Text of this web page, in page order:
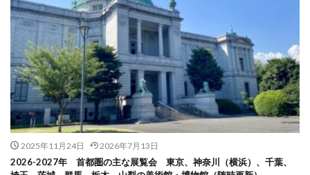
2025年11月24日 2026年7月13日
2026-2027年 首都圏の主な展覧会 東京、神奈川（横浜）、千葉、